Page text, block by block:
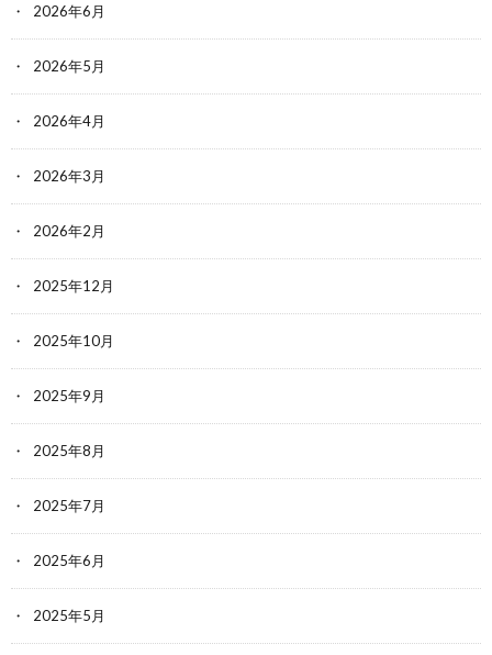
2026年6月
2026年5月
2026年4月
2026年3月
2026年2月
2025年12月
2025年10月
2025年9月
2025年8月
2025年7月
2025年6月
2025年5月